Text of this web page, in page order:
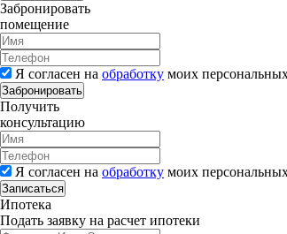
Забронировать
помещение
Я согласен на обработку моих
Забронировать
Получить
консультацию
Я согласен на обработку моих
Записаться
Ипотека
Подать заявку на расчет ипотеки